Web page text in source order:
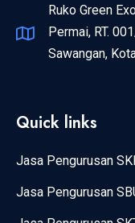
Ruko Green
Permai, RT.
Sawangan,
Quick links
Jasa Pengurusan
Jasa Pengurusan